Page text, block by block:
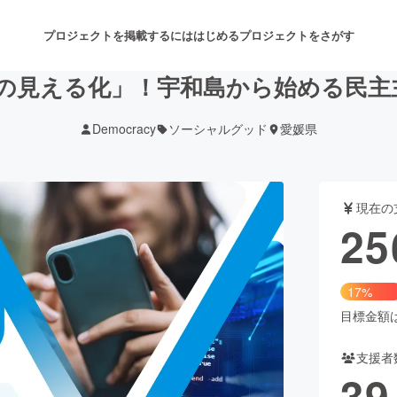
プロジェクトを掲載するにははじめるプロジェクトをさがす
音楽 舞台・パフォーマンス
ゲーム・サービス開発 フード・飲食店
書籍・雑誌出版 アニメ・漫画
チャレンジ ビューティー・ヘルスケ
見える化」！宇和島から始める民
Democracy ソーシャルグッド 愛媛県
現在
17%
目標金額
支援者